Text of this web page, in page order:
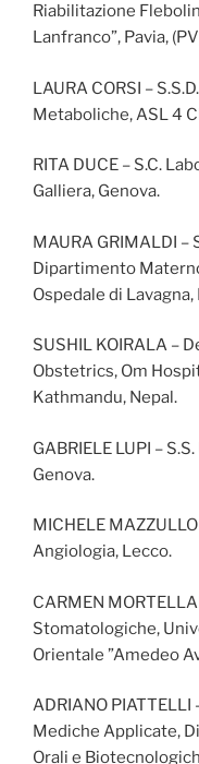
Riabilitazione
Lanfranco”, Pavia,
LAURA CORSI –
Metaboliche, ASL 4
RITA DUCE – S.C.
Galliera, Genova.
MAURA GRIMALDI –
Dipartimento
Ospedale di Lavagna,
SUSHIL KOIRALA –
Obstetrics, Om
Kathmandu, Nepal.
GABRIELE LUPI –
Genova.
MICHELE
Angiologia, Lecco.
CARMEN
Stomatologiche,
Orientale ”Amedeo
ADRIANO PIATTELLI
Mediche Applicate,
Orali e